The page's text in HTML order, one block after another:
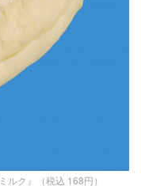
ルク』（税込 168円）